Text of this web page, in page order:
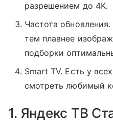
разрешением до 4K.
Частота
тем плавнее
подборки
Smart TV. Есть у
смотреть любимый
1. Яндекс ТВ